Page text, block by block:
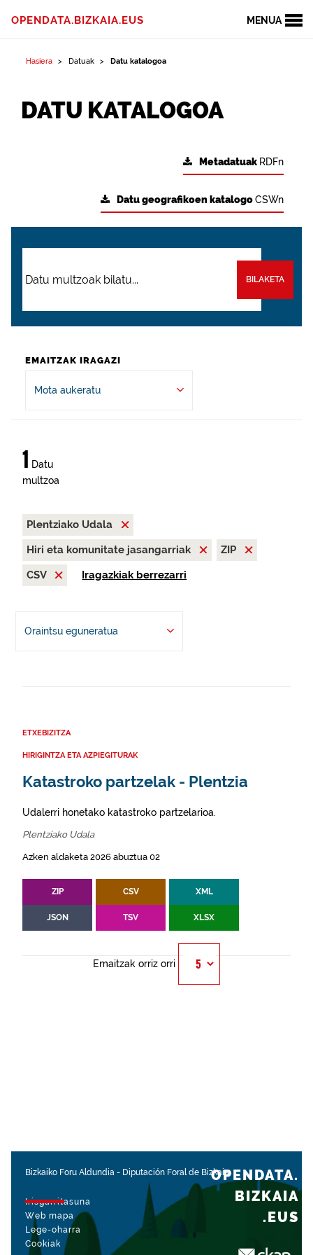
MENUA
OPENDATA.BIZKAIA.EUS
Hasiera Datuak Datu katalogoa
DATU KATALOGOA
Metadatuak RDFn
Datu geografikoen katalogoCSWn
BILAKETA
EMAITZAK IRAGAZI
Mota aukeratu
1 Datu
multzoa
Plentziako Udala
Hiri eta komunitate jasangarriak
ZIP
CSV
Iragazkiak berrezarri
Oraintsu eguneratua
ETXEBIZITZA
HIRIGINTZA ETA AZPIEGITURAK
Katastroko partzelak - Plentzia
Udalerri honetako katastroko partzelarioa.
Plentziako Udala
Azken aldaketa 2026 abuztua 02
ZIP CSV XML
JSON TSV XLSX
Emaitzak orriz orri
Bizkaiko Foru Aldundia - Diputación Foral de Bizkaia
Irisgarritasuna
Web mapa
Lege-oharra
Cookiak
OPENDATA.
BIZKAIA
.EUS